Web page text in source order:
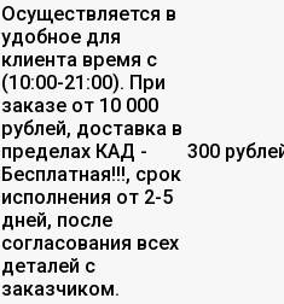
Осуществляется в
удобное для
клиента время с
(10:00-21:00). При
заказе от 10 000
рублей, доставка в
пределах КАД -
Бесплатная!!!, срок
исполнения от 2-5
дней, после
согласования всех
деталей с
заказчиком.
300